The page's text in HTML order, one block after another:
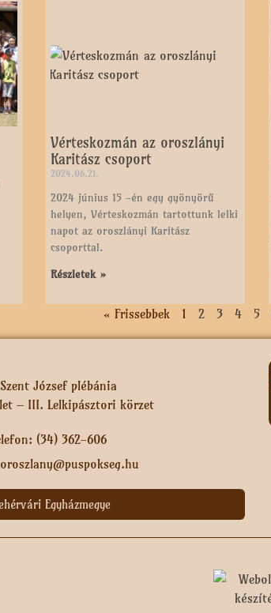
Vérteskozmán az oroszlányi
Karitász csoport
2024.06.21.
2024 június 15 -én egy gyönyörű
helyen, Vérteskozmán tartottunk lelki
napot az oroszlányi Karitász
csoporttal.
Részletek »
« Frissebbek 1 2 3 4 5
József plébánia
– III. Lelkipásztori körzet
(34) 362-606
Egyházmegye